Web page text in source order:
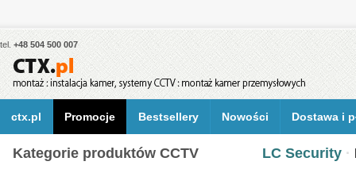
tel. +48 504 500 007
ctx.pl Promocje Bestsellery Nowości Dostawa i
Kategorie produktów CCTV LC Security ·